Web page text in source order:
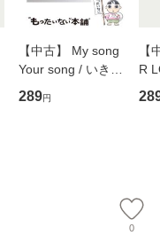
【中古】 My song
Your song / いきも
のがかり / [CD]
【メール便送料無
289円
【
R
産
0